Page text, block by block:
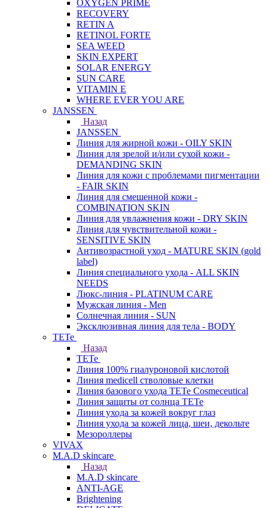
OXYGEN PRIME
RECOVERY
RETIN A
RETINOL FORTE
SEA WEED
SKIN EXPERT
SOLAR ENERGY
SUN CARE
VITAMIN E
WHERE EVER YOU ARE
JANSSEN
Назад
JANSSEN
Линия для жирной кожи - OILY SKIN
Линия для зрелой и/или сухой кожи -
DEMANDING SKIN
Линия для кожи с проблемами пигментации
- FAIR SKIN
Линия для смешенной кожи -
COMBINATION SKIN
Линия для увлажнения кожи - DRY SKIN
Линия для чувствительной кожи -
SENSITIVE SKIN
Антивозрастной уход - MATURE SKIN (gold
label)
Линия специального ухода - ALL SKIN
NEEDS
Люкс-линия - PLATINUM CARE
Мужская линия - Men
Солнечная линия - SUN
Эксклюзивная линия для тела - BODY
TETe
Назад
TETe
Линия 100% гиалуроновой кислотой
Линия medicell стволовые клетки
Линия базового ухода TETe Cosmeceutical
Линия защиты от солнца TETe
Линия ухода за кожей вокруг глаз
Линия ухода за кожей лица, шеи, декольте
Мезороллеры
VIVAX
M.A.D skincare
Назад
M.A.D skincare
ANTI-AGE
Brightening